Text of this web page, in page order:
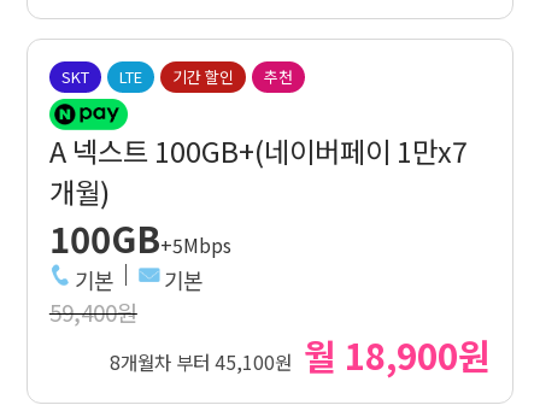
SKT LTE 기간 할인 추천
A 넥스트 100GB+(네이버페이 1만x7
개월)
100GB+5Mbps
기본 기본
59,400원
8개월차 부터 45,100원 월 18,900원